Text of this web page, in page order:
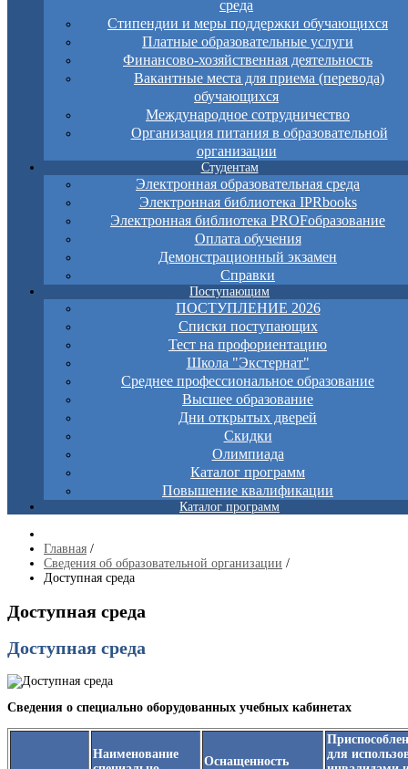
среда
Стипендии и меры поддержки обучающихся
Платные образовательные услуги
Финансово-хозяйственная деятельность
Вакантные места для приема (перевода)
обучающихся
Международное сотрудничество
Организация питания в образовательной
организации
Студентам
Электронная образовательная среда
Электронная библиотека IPRbooks
Электронная библиотека PROFобразование
Оплата обучения
Демонстрационный экзамен
Справки
Поступающим
ПОСТУПЛЕНИЕ 2026
Списки поступающих
Тест на профориентацию
Школа "Экстернат"
Среднее профессиональное образование
Высшее образование
Дни открытых дверей
Скидки
Олимпиада
Каталог программ
Повышение квалификации
Каталог программ
Главная /
Сведения об образовательной организации /
Доступная среда
Доступная среда
Доступная среда
Сведения о специально оборудованных учебных кабинетах
Наименование
Оснащенность
для